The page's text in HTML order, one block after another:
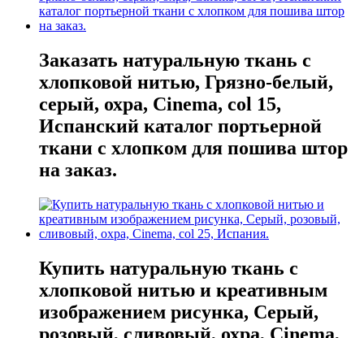
Заказать натуральную ткань с
хлопковой нитью, Грязно-белый,
серый, охра, Cinema, col 15,
Испанский каталог портьерной
ткани с хлопком для пошива штор
на заказ.
Купить натуральную ткань с
хлопковой нитью и креативным
изображением рисунка, Серый,